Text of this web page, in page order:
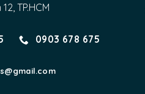
TP.HCM
0903 678 675